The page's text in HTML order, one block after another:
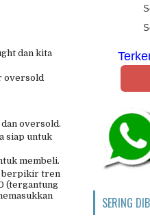
dan kita
oversold
oversold.
siap untuk
membeli.
berpikir tren
(tergantung
SERING